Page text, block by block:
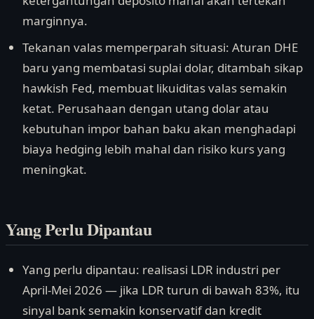
marginnya.
Tekanan valas memperparah situasi: Aturan DHE
baru yang membatasi suplai dolar, ditambah sikap
hawkish Fed, membuat likuiditas valas semakin
ketat. Perusahaan dengan utang dolar atau
kebutuhan impor bahan baku akan menghadapi
biaya hedging lebih mahal dan risiko kurs yang
meningkat.
Yang Perlu Dipantau
Yang perlu dipantau: realisasi LDR industri per
April-Mei 2026 — jika LDR turun di bawah 83%, itu
sinyal bank semakin konservatif dan kredit